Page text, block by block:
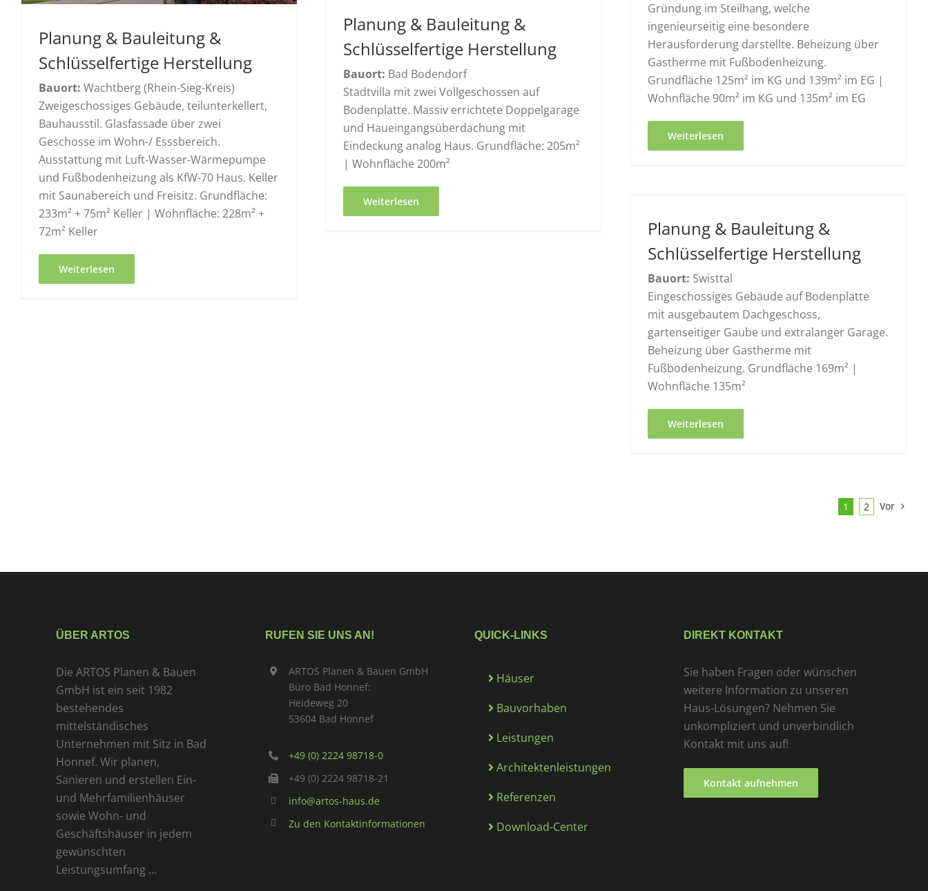
Planung & Bauleitung &
Schlüsselfertige Herstellung
Bauort: Bad Bodendorf
Stadtvilla mit zwei Vollgeschossen auf
Bodenplatte. Massiv errichtete Doppelgarage
und Haueingangsüberdachung mit
Eindeckung analog Haus. Grundfläche: 205m²
| Wohnfläche 200m²
Weiterlesen
Planung & Bauleitung &
Schlüsselfertige Herstellung
Bauort: Wachtberg (Rhein-Sieg-Kreis)
Zweigeschossiges Gebäude, teilunterkellert,
Bauhausstil. Glasfassade über zwei
Geschosse im Wohn-/ Esssbereich.
Ausstattung mit Luft-Wasser-Wärmepumpe
und Fußbodenheizung als KfW-70 Haus. Keller
mit Saunabereich und Freisitz. Grundfläche:
233m² + 75m² Keller | Wohnfläche: 228m² +
72m² Keller
Weiterlesen
Gründung im Steilhang, welche
ingenieurseitig eine besondere
Herausforderung darstellte. Beheizung über
Gastherme mit Fußbodenheizung.
Grundfläche 125m² im KG und 139m² im EG |
Wohnfläche 90m² im KG und 135m² im EG
Weiterlesen
Planung & Bauleitung &
Schlüsselfertige Herstellung
Bauort: Swisttal
Eingeschossiges Gebäude auf Bodenplatte
mit ausgebautem Dachgeschoss,
gartenseitiger Gaube und extralanger Garage.
Beheizung über Gastherme mit
Fußbodenheizung. Grundfläche 169m² |
Wohnfläche 135m²
Weiterlesen
1 2 Vor
ÜBER ARTOS
Die ARTOS Planen & Bauen
GmbH ist ein seit 1982
bestehendes
mittelständisches
Unternehmen mit Sitz in Bad
Honnef. Wir planen,
Sanieren und erstellen Ein-
und Mehrfamilienhäuser
sowie Wohn- und
Geschäftshäuser in jedem
gewünschten
Leistungsumfang …
RUFEN SIE UNS AN!
ARTOS Planen & Bauen GmbH
Büro Bad Honnef:
Heideweg 20
53604 Bad Honnef
+49 (0) 2224 98718-0
+49 (0) 2224 98718-21
info@artos-haus.de
Zu den Kontaktinformationen
QUICK-LINKS
Häuser
Bauvorhaben
Leistungen
Architektenleistungen
Referenzen
Download-Center
DIREKT KONTAKT
Sie haben Fragen oder wünschen
weitere Information zu unseren
Haus-Lösungen? Nehmen Sie
unkompliziert und unverbindlich
Kontakt mit uns auf!
Kontakt aufnehmen